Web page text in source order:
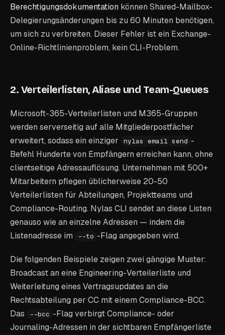
Berechtigungsdokumentation können Shared-Mailbox-
Delegierungsänderungen bis zu 60 Minuten benötigen,
um sich zu verbreiten. Dieser Fehler ist ein Exchange-
Online-Richtlinienproblem, kein CLI-Problem.
2. Verteilerlisten, Aliase und Team-Queues
Microsoft-365-Verteilerlisten und M365-Gruppen
werden serverseitig auf alle Mitgliederpostfächer
erweitert, sodass ein einziger
nylas email send -
Befehl Hunderte von Empfängern erreichen kann, ohne
clientseitige Adressauflösung. Unternehmen mit 500+
Mitarbeitern pflegen üblicherweise 20-50
Verteilerlisten für Abteilungen, Projektteams und
Compliance-Routing. Nylas CLI sendet an diese Listen
genauso wie an einzelne Adressen — indem die
Listenadresse im
--to -Flag angegeben wird.
Die folgenden Beispiele zeigen zwei gängige Muster:
Broadcast an eine Engineering-Verteilerliste und
Weiterleitung eines Vertragsupdates an die
Rechtsabteilung per CC mit einem Compliance-BCC.
Das
--bcc -Flag verbirgt Compliance- oder
Journaling-Adressen in der sichtbaren Empfängerliste